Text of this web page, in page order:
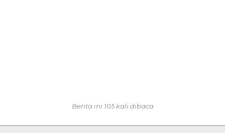
Berita ini 105 kali dibaca